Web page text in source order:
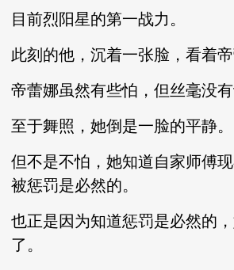
目前烈阳星的第一战力。
此刻的他，沉着一张脸，看着帝
帝蕾娜虽然有些怕，但丝毫没有
至于舞照，她倒是一脸的平静。
但不是不怕，她知道自家师傅
被惩罚是必然的。
也正是因为知道惩罚是必然的
了。